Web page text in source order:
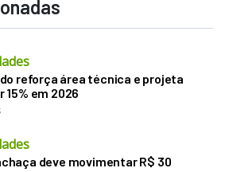
reforça área técnica e projeta
15% em 2026
deve movimentar R$ 30